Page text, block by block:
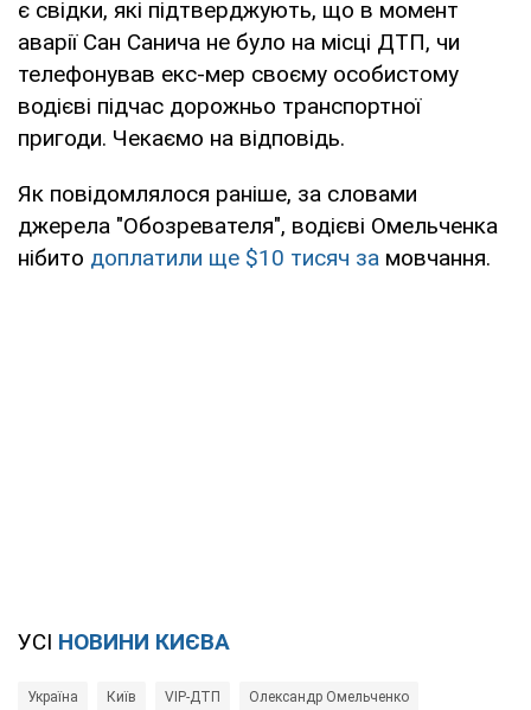
є свідки, які підтверджують, що в момент
аварії Сан Санича не було на місці ДТП, чи
телефонував екс-мер своєму особистому
водієві підчас дорожньо транспортної
пригоди. Чекаємо на відповідь.
Як повідомлялося раніше, за словами
джерела "Обозревателя", водієві Омельченка
нібито доплатили ще $10 тисяч за мовчання.
УСІ НОВИНИ КИЄВА
Україна Київ VIP-ДТП Олександр Омельченко